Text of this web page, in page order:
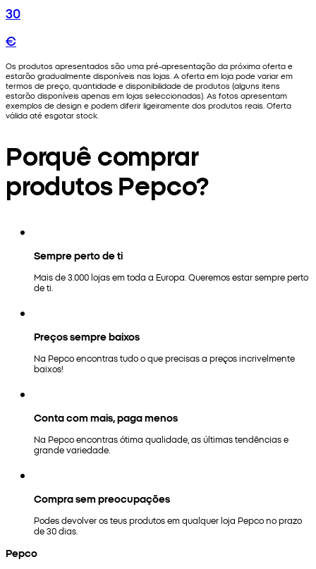
30
€
Os produtos apresentados são uma pré-apresentação da próxima oferta e
estarão gradualmente disponíveis nas lojas. A oferta em loja pode variar em
termos de preço, quantidade e disponibilidade de produtos (alguns itens
estarão disponíveis apenas em lojas seleccionadas). As fotos apresentam
exemplos de design e podem diferir ligeiramente dos produtos reais. Oferta
válida até esgotar stock.
Porquê comprar
produtos Pepco?
Sempre perto de ti
Mais de 3.000 lojas em toda a Europa. Queremos estar sempre perto
de ti.
Preços sempre baixos
Na Pepco encontras tudo o que precisas a preços incrivelmente
baixos!
Conta com mais, paga menos
Na Pepco encontras ótima qualidade, as últimas tendências e
grande variedade.
Compra sem preocupações
Podes devolver os teus produtos em qualquer loja Pepco no prazo
de 30 dias.
Pepco